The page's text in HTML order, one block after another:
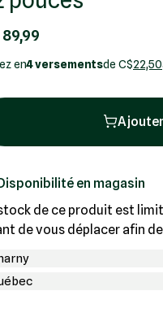
89,99
en4 versementsde C$22,50
en magasin
de ce produit est
de vous déplacer afin